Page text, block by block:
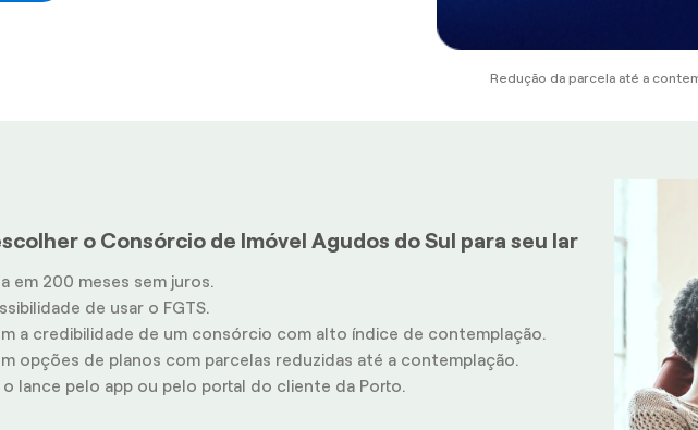
Redução da parcela até a
o Consórcio de Imóvel Agudos do Sul para seu lar
em 200 meses sem juros.
de usar o FGTS.
a credibilidade de um consórcio com alto índice de contemplação.
opções de planos com parcelas reduzidas até a contemplação.
o lance pelo app ou pelo portal do cliente da Porto.